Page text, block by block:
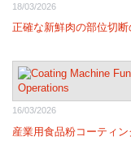
18/03/2026
正確な新鮮肉の部位切
16/03/2026
産業用食品粉コーティ